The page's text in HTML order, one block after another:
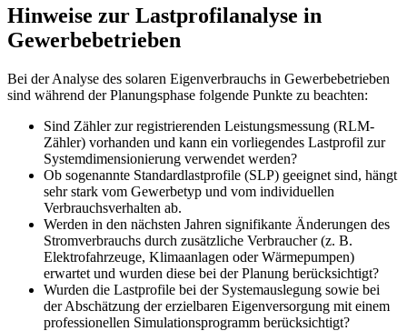
Hinweise zur Lastprofilanalyse in
Gewerbebetrieben
Bei der Analyse des solaren Eigenverbrauchs in Gewerbebetrieben
sind während der Planungsphase folgende Punkte zu beachten:
Sind Zähler zur registrierenden Leistungsmessung (RLM-
Zähler) vorhanden und kann ein vorliegendes Lastprofil zur
Systemdimensionierung verwendet werden?
Ob sogenannte Standardlastprofile (SLP) geeignet sind, hängt
sehr stark vom Gewerbetyp und vom individuellen
Verbrauchsverhalten ab.
Werden in den nächsten Jahren signifikante Änderungen des
Stromverbrauchs durch zusätzliche Verbraucher (z. B.
Elektrofahrzeuge, Klimaanlagen oder Wärmepumpen)
erwartet und wurden diese bei der Planung berücksichtigt?
Wurden die Lastprofile bei der Systemauslegung sowie bei
der Abschätzung der erzielbaren Eigenversorgung mit einem
professionellen Simulationsprogramm berücksichtigt?